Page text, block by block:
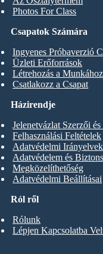
Photos For Class
Csapatok Számára
Ingyenes Próbaverzió
Üzleti Erőforrások
Létrehozás a Munkához
Csatlakozz a Csapat
Ról ről
Rólunk
Lépjen Kapcsolatba
Házirendje
Jelenetvázlat Szerzői
Felhasználási Feltételek
Adatvédelmi Irányelvek
Adatvédelem és
Megközelíthetőség
Adatvédelmi Beállításai